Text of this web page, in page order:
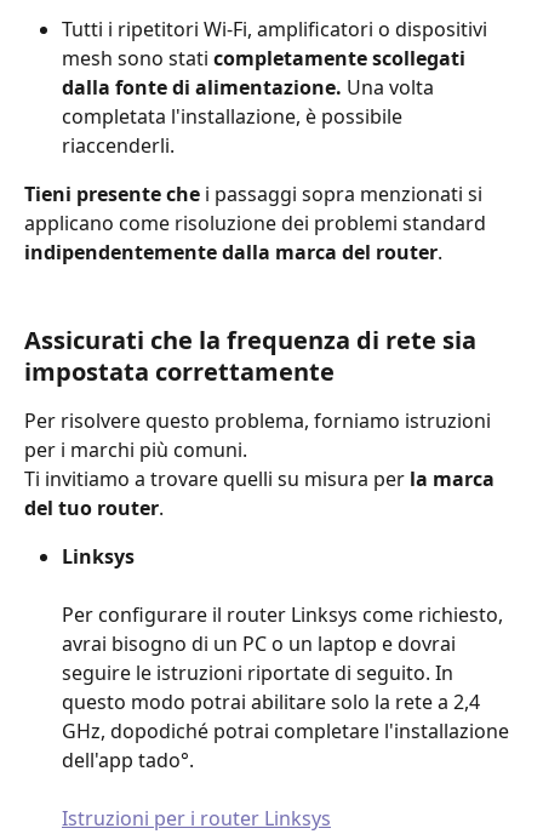
Tutti i ripetitori Wi-Fi, amplificatori o dispositivi
mesh sono stati completamente scollegati
dalla fonte di alimentazione. Una volta
completata l'installazione, è possibile
riaccenderli.
Tieni presente che i passaggi sopra menzionati si
applicano come risoluzione dei problemi standard
indipendentemente dalla marca del router.
Assicurati che la frequenza di rete sia
impostata correttamente
Per risolvere questo problema, forniamo istruzioni
per i marchi più comuni.
Ti invitiamo a trovare quelli su misura per la marca
del tuo router.
Linksys
Per configurare il router Linksys come richiesto,
avrai bisogno di un PC o un laptop e dovrai
seguire le istruzioni riportate di seguito. In
questo modo potrai abilitare solo la rete a 2,4
GHz, dopodiché potrai completare l'installazione
dell'app tado°.
Istruzioni per i router Linksys